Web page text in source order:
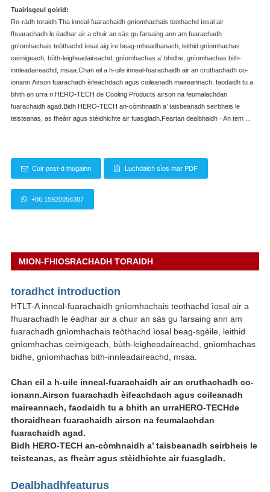
Tuairisgeul goirid:
Ro-ràdh toraidh Tha inneal-fuarachaidh gnìomhachais teothachd ìosal air
fhuarachadh le èadhar air a chuir an sàs gu farsaing ann am fuarachadh
gnìomhachais teòthachd ìosal aig ìre beag-mheadhanach, leithid gnìomhachas
ceimigeach, bùth-leigheadaireachd, gnìomhachas a’ bhidhe, gnìomhachas bith-
innleadaireachd, msaa.Chan eil a h-uile inneal-fuarachaidh air an cruthachadh co-
ionann.Airson fuarachadh èifeachdach agus coileanadh maireannach, faodaidh tu a
bhith an urra ri HERO-TECH de Cooling Products airson na feumalachdan
fuarachaidh agad.Bidh HERO-TECH an-còmhnaidh a’ taisbeanadh seirbheis le
teisteanas, as fheàrr agus stèidhichte air fuasgladh.Feartan dealbhaidh · An tem ...
Cuir post-d thugainn Luchdaich sìos mar PDF
+86 15920056387
MION-FHIOSRACHADH TORAIDH
toradhct introduction
HTLT-A inneal-fuarachaidh gnìomhachais teothachd ìosal air a
fhuarachadh le èadhar air a chuir an sàs gu farsaing ann am
fuarachadh gnìomhachais teòthachd ìosal beag-sgèile, leithid
gnìomhachas ceimigeach, bùth-leigheadaireachd, gnìomhachas
bidhe, gnìomhachas bith-innleadaireachd, msaa.
Chan eil a h-uile inneal-fuarachaidh air an cruthachadh co-
ionann.Airson fuarachadh èifeachdach agus coileanadh
maireannach, faodaidh tu a bhith an urraHERO-TECHde
thoraidhean fuarachaidh airson na feumalachdan
fuarachaidh agad.
Bidh HERO-TECH an-còmhnaidh a’ taisbeanadh seirbheis le
teisteanas, as fheàrr agus stèidhichte air fuasgladh.
Dealbhadhfeaturus